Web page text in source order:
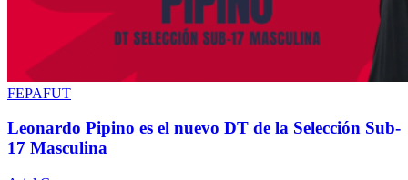
FEPAFUT
Leonardo Pipino es el nuevo DT de la Selección Sub-
17 Masculina